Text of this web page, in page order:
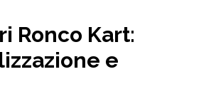
Ronco Kart:
e